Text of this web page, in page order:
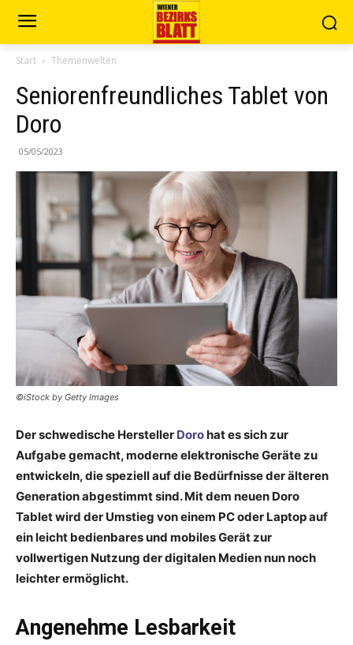
Start Themenwelten
Seniorenfreundliches Tablet von
Doro
05/05/2023
©iStock by Getty Images
Der schwedische Hersteller Dorohat es sich zur
Aufgabe ­gemacht, moderne elektronische Geräte zu
entwickeln, die speziell auf die Bedürfnisse der älteren
Generation abgestimmt sind. Mit dem neuen Doro
Tablet wird der Umstieg von einem PC oder Laptop auf
ein leicht bedienbares und mobiles Gerät zur
vollwertigen Nutzung der digitalen Medien nun noch
leichter ermöglicht.
Angenehme Lesbarkeit